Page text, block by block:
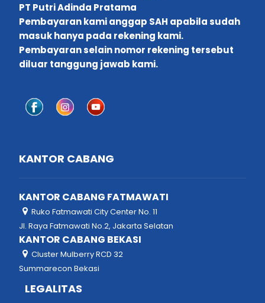
PT Putri Adinda Pratama
Pembayaran kami anggap SAH apabila sudah
masuk hanya pada rekening kami.
Pembayaran selain nomor rekening tersebut
diluar tanggung jawab kami.
KANTOR CABANG
KANTOR CABANG FATMAWATI
Ruko Fatmawati City Center No. 11
Jl. Raya Fatmawati No.2, Jakarta Selatan
KANTOR CABANG BEKASI
Cluster Mulberry RCD 32
Summarecon Bekasi
LEGALITAS